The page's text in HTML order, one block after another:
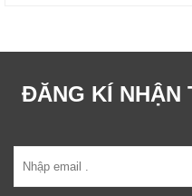
ĐĂNG KÍ NHẬN